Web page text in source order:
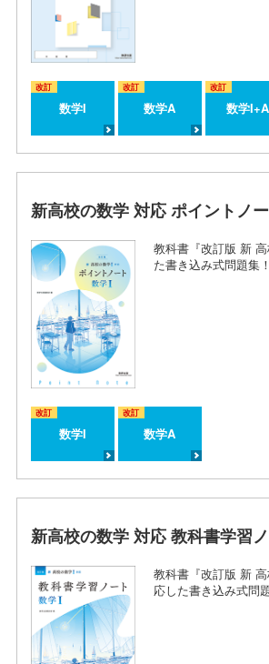
改訂
数学I
改訂
数学A
改訂
数学I+A
新高校の数学 対応 ポイントノ
教科書『改訂版 新
た書き込み式問題集！
改訂
数学I
改訂
数学A
新高校の数学 対応 教科書学習
教科書『改訂版 新
応した書き込み式問